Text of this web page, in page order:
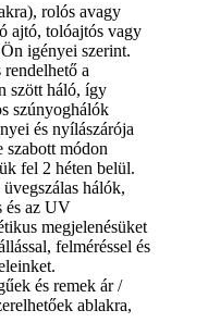
rolós avagy
ajtó, tolóajtós vagy
igényei szerint.
a
szött háló, így
szúnyoghálók
és nyílászárója
szabott módon
fel 2 héten belül.
hálók,
és az UV
megjelenésüket
felméréssel és
és remek ár /
ablakra,